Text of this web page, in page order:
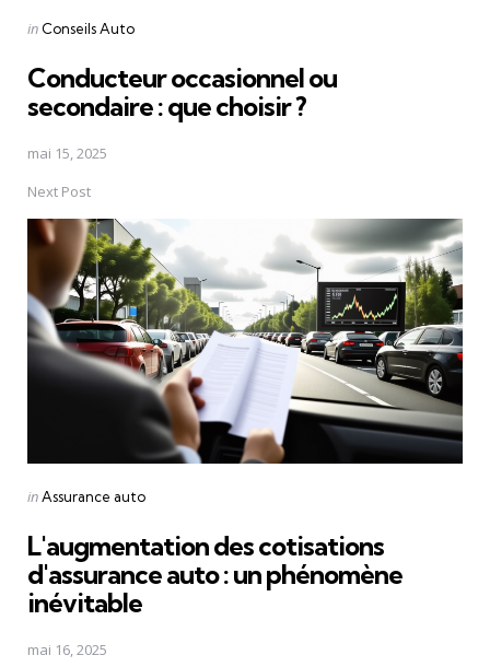
Posted
in Conseils Auto
Conducteur occasionnel ou
secondaire : que choisir ?
mai 15, 2025
Next Post
Posted
inAssurance auto
L'augmentation des cotisations
d'assurance auto : un phénomène
inévitable
mai 16, 2025